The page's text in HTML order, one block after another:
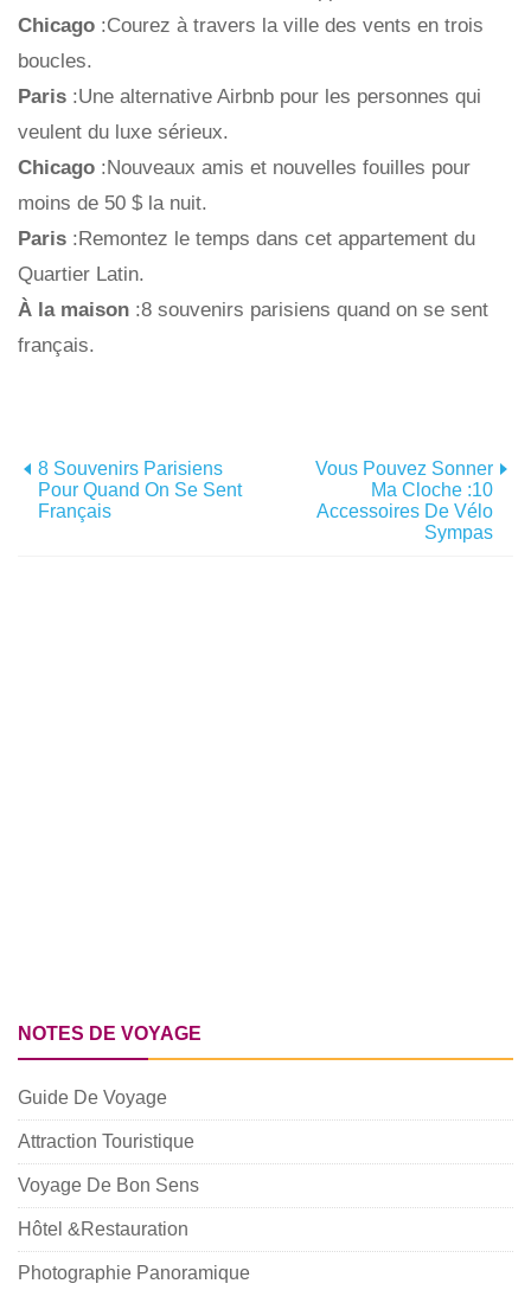
Chicago :Courez à travers la ville des vents en trois
boucles.
Paris :Une alternative Airbnb pour les personnes qui
veulent du luxe sérieux.
Chicago :Nouveaux amis et nouvelles fouilles pour
moins de 50 $ la nuit.
Paris :Remontez le temps dans cet appartement du
Quartier Latin.
À la maison :8 souvenirs parisiens quand on se sent
français.
8 Souvenirs Parisiens
Pour Quand On Se Sent
Français
Vous Pouvez Sonner
Ma Cloche :10
Accessoires De Vélo
Sympas
NOTES DE VOYAGE
Guide De Voyage
Attraction Touristique
Voyage De Bon Sens
Hôtel &Restauration
Photographie Panoramique